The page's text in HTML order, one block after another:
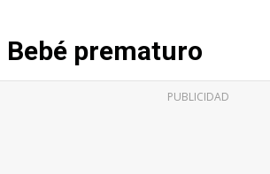
Bebé prematuro
PUBLICIDAD